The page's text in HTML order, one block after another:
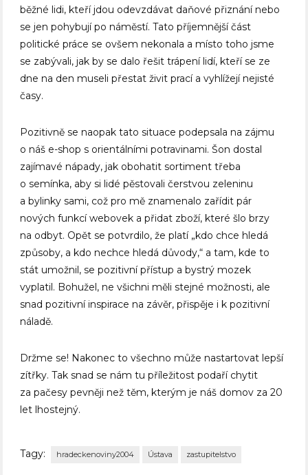
běžné lidi, kteří jdou odevzdávat daňové přiznání nebo
se jen pohybují po náměstí. Tato příjemnější část
politické práce se ovšem nekonala a místo toho jsme
se zabývali, jak by se dalo řešit trápení lidí, kteří se ze
dne na den museli přestat živit prací a vyhlížejí nejisté
časy.
Pozitivně se naopak tato situace podepsala na zájmu
o náš e-shop s orientálními potravinami. Šon dostal
zajímavé nápady, jak obohatit sortiment třeba
o semínka, aby si lidé pěstovali čerstvou zeleninu
a bylinky sami, což pro mě znamenalo zařídit pár
nových funkcí webovek a přidat zboží, které šlo brzy
na odbyt. Opět se potvrdilo, že platí „kdo chce hledá
způsoby, a kdo nechce hledá důvody,“ a tam, kde to
stát umožnil, se pozitivní přístup a bystrý mozek
vyplatil. Bohužel, ne všichni měli stejné možnosti, ale
snad pozitivní inspirace na závěr, přispěje i k pozitivní
náladě.
Držme se! Nakonec to všechno může nastartovat lepší
zítřky. Tak snad se nám tu příležitost podaří chytit
za pačesy pevněji než těm, kterým je náš domov za 20
let lhostejný.
Tagy: hradeckenoviny2004 Ústava zastupitelstvo